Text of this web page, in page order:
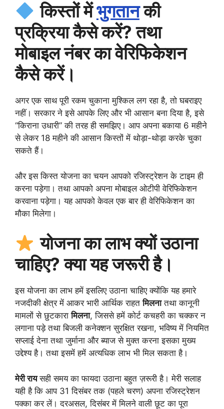
किस्तों मेंभुगतानकी
प्रक्रिया कैसे करें? तथा
मोबाइल नंबर का वेरिफिकेशन
कैसे करें।
अगर एक साथ पूरी रकम चुकाना मुश्किल लग रहा है, तो घबराइए
नहीं। सरकार ने इसे आपके लिए और भी आसान बना दिया है, इसे
“किराना उधारी” की तरह ही समझिए। आप अपना बकाया 6 महीने
से लेकर 18 महीने की आसान किस्तों में थोड़ा-थोड़ा करके चुका
सकते हैं।
और इस किस्त योजना का चयन आपको रजिस्ट्रेशन के टाइम ही
करना पड़ेगा। तथा आपको अपना मोबाइल ओटीपी वेरिफिकेशन
करवाना पड़ेगा। यह आपको केवल एक बार ही वेरिफिकेशन का
मौका मिलेगा।
योजना का लाभ क्यों उठाना
चाहिए? क्या यह जरूरी है।
इस योजना का लाभ हमें इसलिए उठाना चाहिए क्योंकि यह हमारे
नजदीकी क्षेत्र में आकर भारी आर्थिक राहतमिलनातथा कानूनी
मामलों से छुटकारामिलना, जिससे हमें कोर्ट कचहरी का चक्कर न
लगाना पड़े तथा बिजली कनेक्शन सुरक्षित रखना, भविष्य में नियमित
सप्लाई देना तथा जुर्माना और ब्याज से मुक्त करना इसका मुख्य
उद्देश्य है। तथा इसमें हमें अत्यधिक लाभ भी मिल सकता है।
मेरी रायसही समय का फायदा उठाना बहुत ज़रूरी है। मेरी सलाह
यही है कि आप 31 दिसंबर तक (पहले चरण) अपना रजिस्ट्रेशन
पक्का कर लें। दरअसल, दिसंबर में मिलने वाली छूट का पूरा